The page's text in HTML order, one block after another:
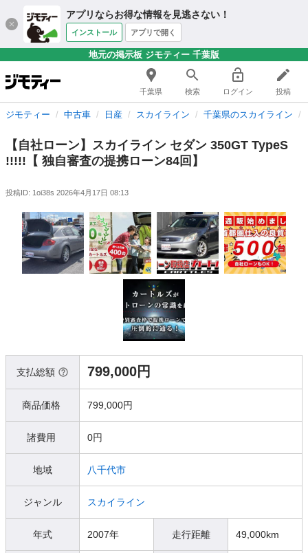
アプリならお得な情報を見逃さない！
インストール アプリで開く
地元の掲示板 ジモティー 千葉版
千葉県 検索 ログイン 投稿
ジモティー 中古車 日産 スカイライン 千葉県のスカイライン
【自社ローン】スカイライン セダン 350GT TypeS
!!!!!【 独自審査の提携ローン84回】
投稿ID: 1oi38s 2026年4月17日 08:13
支払総額 799,000円
商品価格 799,000円
諸費用 0円
地域 八千代市
ジャンル スカイライン
年式 2007年 走行距離 49,000km